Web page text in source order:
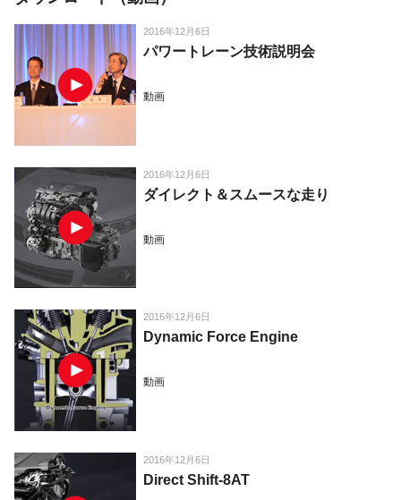
2016年12月6日
パワートレーン技術説明会
動画
2016年12月6日
ダイレクト＆スムースな走り
動画
2016年12月6日
Dynamic Force Engine
動画
2016年12月6日
Direct Shift-8AT